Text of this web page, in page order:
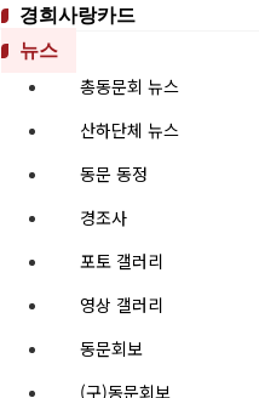
경희사랑카드
뉴스
총동문회 뉴스
산하단체 뉴스
동문 동정
경조사
포토 갤러리
영상 갤러리
동문회보
(구)동문회보